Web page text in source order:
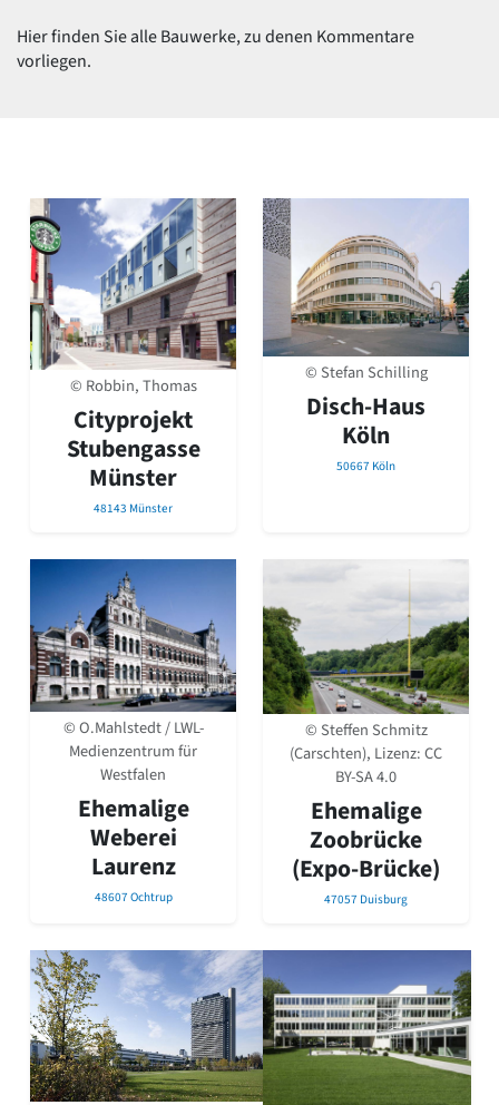
Harald Deilmann
Gottfried Böhm
Gesamtübersicht...
Gegenwart
Postmoderne
1950er-70er Jahre
Moderne
Reformarchitektur
Jugendstil
Historismus
Klassizismus
Barock
Renaissance
Gotik
Romanik
Römische Antike
Über uns
Über baukunst-nrw
Fachbeirat
Freunde & Förderer
Kontakt
Impressum
Datenschutz
Suchbegriff eingeben
Hier finden Sie alle Bauwerke, zu denen Kommentare
vorliegen.
© Robbin, Thomas
Cityprojekt
Stubengasse
Münster
48143 Münster
© Stefan Schilling
Disch-Haus
Köln
50667 Köln
© O.Mahlstedt / LWL-
Medienzentrum für
Westfalen
Ehemalige
Weberei
Laurenz
48607 Ochtrup
© Steffen Schmitz
(Carschten), Lizenz:CC
BY-SA 4.0
Ehemalige
Zoobrücke
(Expo-Brücke)
47057 Duisburg